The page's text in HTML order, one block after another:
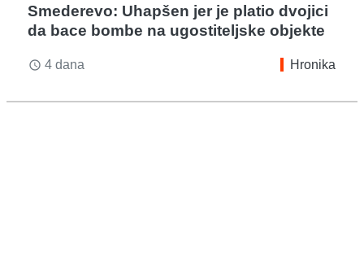
Smederevo: Uhapšen jer je platio dvojici
da bace bombe na ugostiteljske objekte
access_time 4 dana Hronika